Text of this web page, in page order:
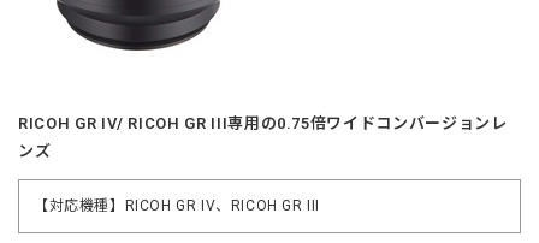
RICOH GR IV/ RICOH GR III専用の0.75倍ワイドコンバージョンレ
ンズ
【対応機種】RICOH GR IV、RICOH GR III